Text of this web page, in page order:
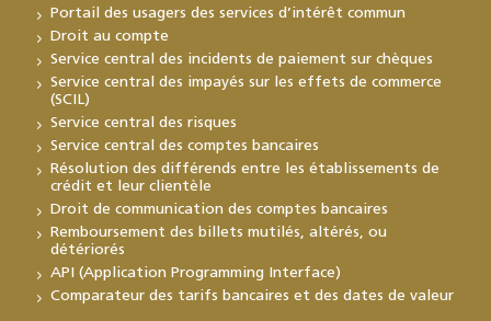
Portail des usagers des services d’intérêt commun
Droit au compte
Service central des incidents de paiement sur chèques
Service central des impayés sur les effets de commerce
(SCIL)
Service central des risques
Service central des comptes bancaires
Résolution des différends entre les établissements de
crédit et leur clientèle
Droit de communication des comptes bancaires
Remboursement des billets mutilés, altérés, ou
détériorés
API (Application Programming Interface)
Comparateur des tarifs bancaires et des dates de valeur